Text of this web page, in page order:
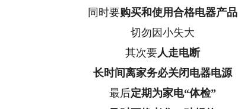
同时要购买和使用合格电器产品
切勿因小失大
其次要人走电断
长时间离家务必关闭电器电源
最后定期为家电“体检”